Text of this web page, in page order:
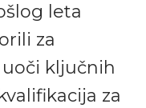
leta
za
ključnih
za